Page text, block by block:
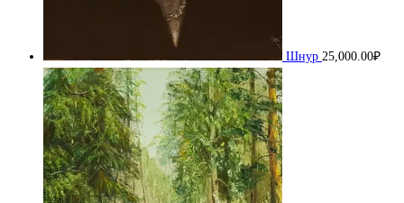
Шнур 25,000.00₽